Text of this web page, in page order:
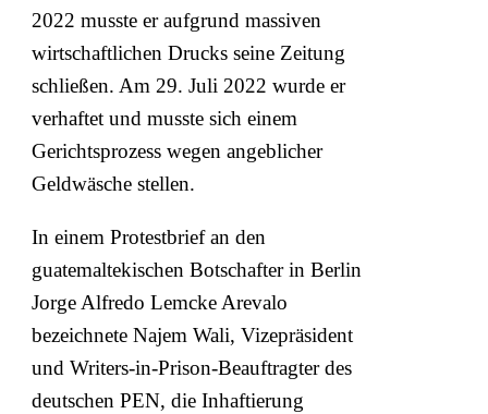
2022 musste er aufgrund massiven
wirtschaftlichen Drucks seine Zeitung
schließen. Am 29. Juli 2022 wurde er
verhaftet und musste sich einem
Gerichtsprozess wegen angeblicher
Geldwäsche stellen.
In einem Protestbrief an den
guatemaltekischen Botschafter in Berlin
Jorge Alfredo Lemcke Arevalo
bezeichnete Najem Wali, Vizepräsident
und Writers-in-Prison-Beauftragter des
deutschen PEN, die Inhaftierung